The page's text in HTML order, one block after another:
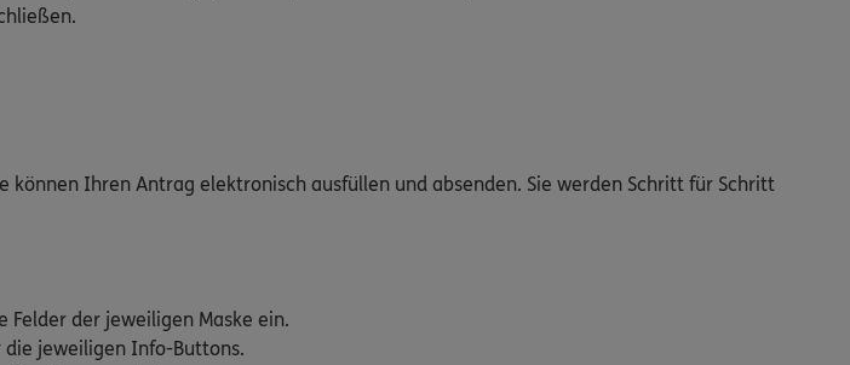
können Ihren Antrag elektronisch ausfüllen und absenden. Sie werden Schritt für Schritt
Felder der jeweiligen Maske ein.
jeweiligen Info-Buttons.